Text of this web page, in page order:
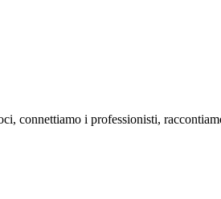
connettiamo i professionisti,